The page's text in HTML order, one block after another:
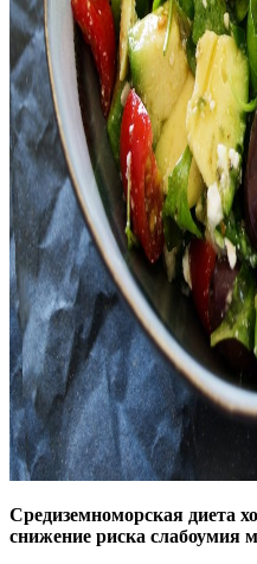
Средиземноморская диета
снижение риска слабоумия